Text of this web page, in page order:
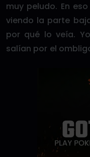
muy peludo. En
viendo la parte
por qué lo veía.
salían por el